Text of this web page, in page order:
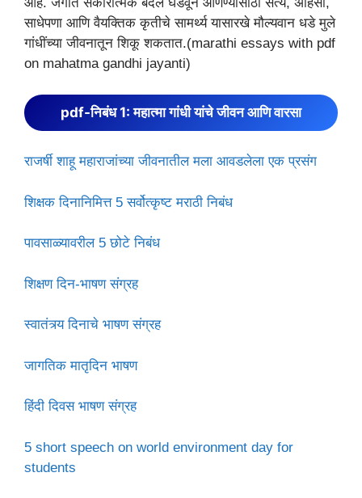
साधेपणा आणि वैयक्तिक कृतीचे सामर्थ्य यासारखे मौल्यवान धडे मुले
गांधींच्या जीवनातून शिकू शकतात.(marathi essays with pdf
on mahatma gandhi jayanti)
pdf-निबंध 1: महात्मा गांधी यांचे जीवन आणि वारसा
राजर्षी शाहू महाराजांच्या जीवनातील मला आवडलेला एक प्रसंग
शिक्षक दिनानिमित्त 5 सर्वोत्कृष्ट मराठी निबंध
पावसाळ्यावरील 5 छोटे निबंध
शिक्षण दिन-भाषण संग्रह
स्वातंत्र्य दिनाचे भाषण संग्रह
जागतिक मातृदिन भाषण
हिंदी दिवस भाषण संग्रह
5 short speech on world environment day for
students